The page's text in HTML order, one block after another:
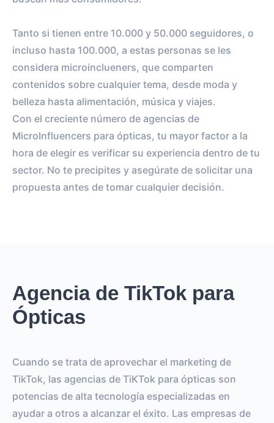
Tanto si tienen entre 10.000 y 50.000 seguidores, o
incluso hasta 100.000, a estas personas se les
considera microinclueners, que comparten
contenidos sobre cualquier tema, desde moda y
belleza hasta alimentación, música y viajes.
Con el creciente número de agencias de
MicroInfluencers para ópticas, tu mayor factor a la
hora de elegir es verificar su experiencia dentro de tu
sector. No te precipites y asegúrate de solicitar una
propuesta antes de tomar cualquier decisión.
Agencia de TikTok para
Ópticas
Cuando se trata de aprovechar el marketing de
TikTok, las agencias de TiKTok para ópticas son
potencias de alta tecnología especializadas en
ayudar a otros a alcanzar el éxito. Las empresas de